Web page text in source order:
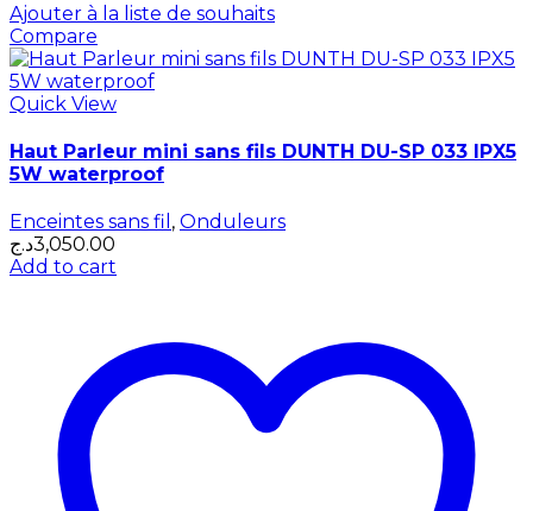
Ajouter à la liste de souhaits
Compare
Quick View
Haut Parleur mini sans fils DUNTH DU-SP 033 IPX5
5W waterproof
Enceintes sans fil , Onduleurs
3,050.00د.ج
Add to cart